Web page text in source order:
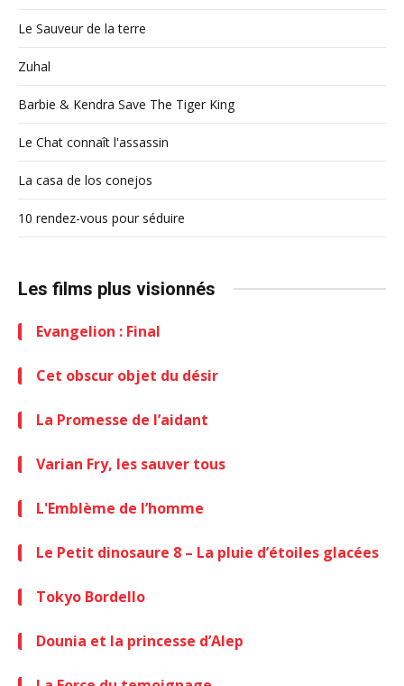
Le Sauveur de la terre
Zuhal
Barbie & Kendra Save The Tiger King
Le Chat connaît l'assassin
La casa de los conejos
10 rendez-vous pour séduire
Les films plus visionnés
Evangelion : Final
Cet obscur objet du désir
La Promesse de l’aidant
Varian Fry, les sauver tous
L'Emblème de l’homme
Le Petit dinosaure 8 – La pluie d’étoiles glacées
Tokyo Bordello
Dounia et la princesse d’Alep